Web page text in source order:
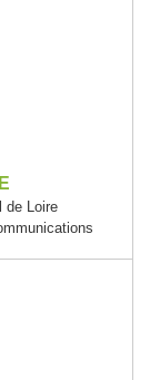
de Loire